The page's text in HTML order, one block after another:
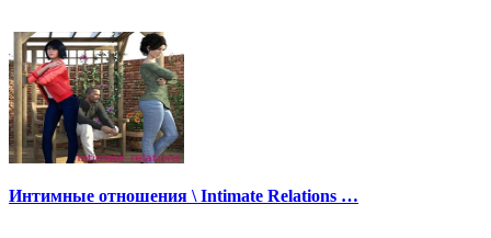
Интимные отношения \ Intimate Relations …